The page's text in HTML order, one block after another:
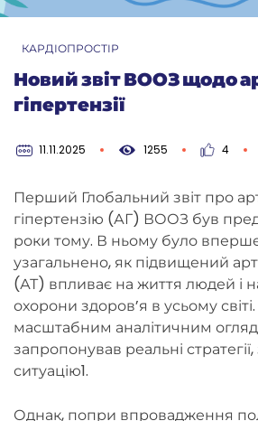
КАРДІОПРОСТІР
Новий звіт ВООЗ щодо
гіпертензії
11.11.2025 1255 4
Перший Глобальний звіт про
гіпертензію (АГ) ВООЗ був
роки тому. В ньому було
узагальнено, як підвищений
(АТ) впливає на життя людей і
охорони здоров’я в усьому
масштабним аналітичним
запропонував реальні
ситуацію1.
Однак, попри впровадження